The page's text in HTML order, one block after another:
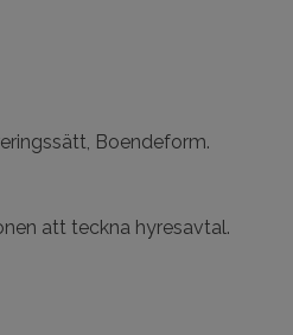
Boendeform.
att teckna hyresavtal.